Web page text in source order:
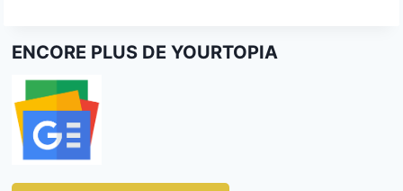
ENCORE PLUS DE YOURTOPIA